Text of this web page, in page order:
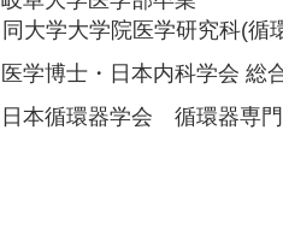
同大学大学院医学研究科(循
医学博士・日本内科学会 総
日本循環器学会 循環器専